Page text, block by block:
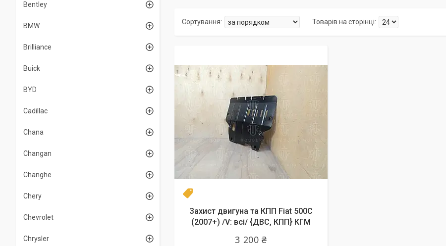
Захист двигуна та КПП Fiat 500C
(2007+) /V: всі/ {ДВС, КПП} КГМ
3 200 ₴
Bentley
BMW
Brilliance
Buick
BYD
Cadillac
Chana
Changan
Changhe
Chery
Chevrolet
Chrysler